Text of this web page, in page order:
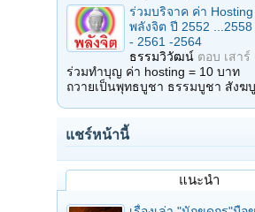
ร่วมบริจาค ค่า Hosting
พลังจิต ปี 2552
- 2561 -2564
ธรรมวิวัฒน์ ตอบ เสาร์
ร่วมทำบุญ ค่า hosting = 10 บาท
ถวายเป็นพุทธบูชา ธรรมบูชา สังฆ
แชร์หน้านี้
แนะนำ